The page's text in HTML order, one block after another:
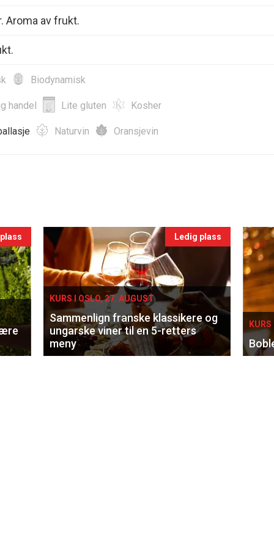
Aroma av frukt.
Biodynamisk
handel Lite gluten Kosher
Naturvin Oransjevin
Ledig plass
KURS I OSLO, 27. AUGUST
Sammenlign franske klassikere og
ungarske viner til en 5-retters
meny